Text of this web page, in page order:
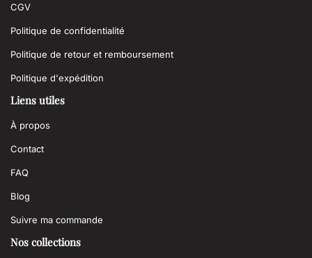
CGV
Politique de confidentialité
Politique de retour et remboursement
Politique d'expédition
Liens utiles
À propos
Contact
FAQ
Blog
Suivre ma commande
Nos collections